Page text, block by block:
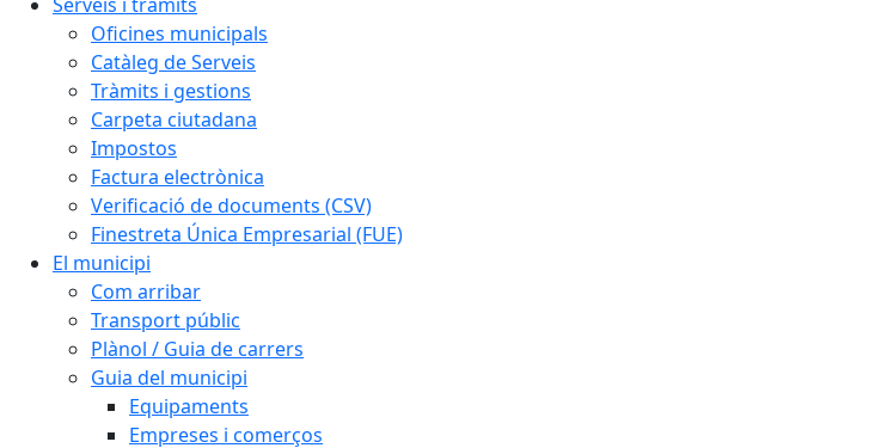
Oficines municipals
Catàleg de Serveis
Tràmits i gestions
Carpeta ciutadana
Impostos
Factura electrònica
Verificació de documents (CSV)
Finestreta Única Empresarial (FUE)
El municipi
Com arribar
Transport públic
Plànol / Guia de carrers
Guia del municipi
Equipaments
Empreses i comerços